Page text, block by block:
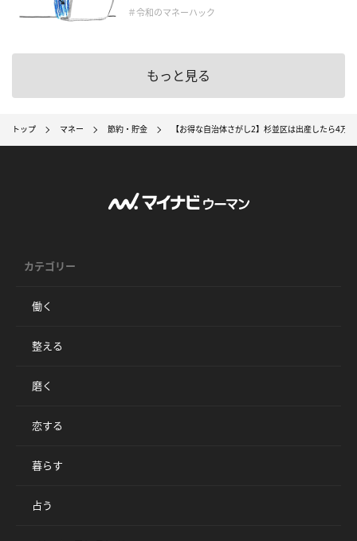
＃令和のマネーハック
もっと見る
トップ マネー 節約・貯金 【お得な自治体さがし2】杉並区は出産したら4万
カテゴリー
働く
整える
磨く
恋する
暮らす
占う